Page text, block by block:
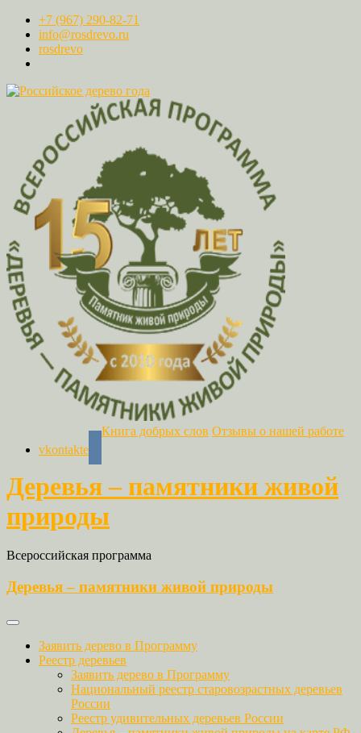
+7 (967) 290-82-71
info@rosdrevo.ru
rosdrevo
vkontakte
Книга добрых слов Отзывы о нашей работе
Деревья – памятники живой
природы
Всероссийская программа
Деревья – памятники живой природы
Заявить дерево в Программу
Реестр деревьев
Заявить дерево в Программу
Национальный реестр старовозрастных деревьев
России
Реестр удивительных деревьев России